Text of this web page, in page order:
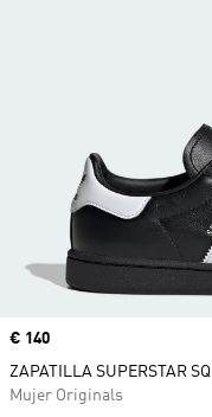
Precio
€ 140
ZAPATILLA SUPERSTAR SQ
Mujer Originals